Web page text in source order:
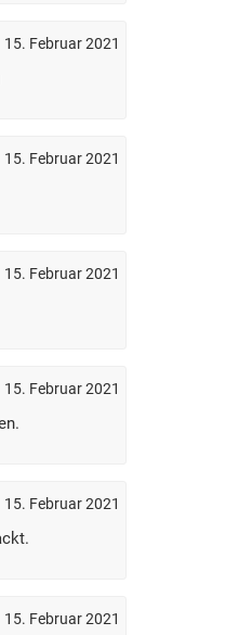
15. Februar 2021
15. Februar 2021
15. Februar 2021
15. Februar 2021
15. Februar 2021
15. Februar 2021